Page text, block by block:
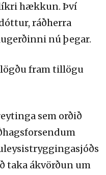
hækkun. Því
ráðherra
nú þegar.
fram tillögu
sem orðið
taka ákvörðun um